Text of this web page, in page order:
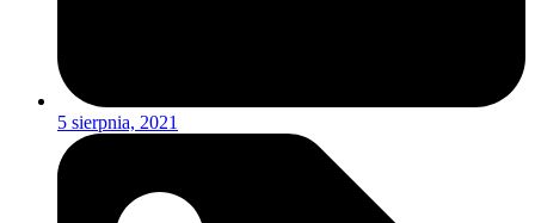
5 sierpnia, 2021